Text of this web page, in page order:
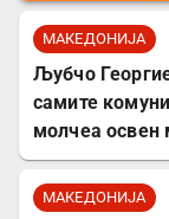
МАКЕДОНИЈА
Љубчо
самите
молчеа освен
МАКЕДОНИЈА